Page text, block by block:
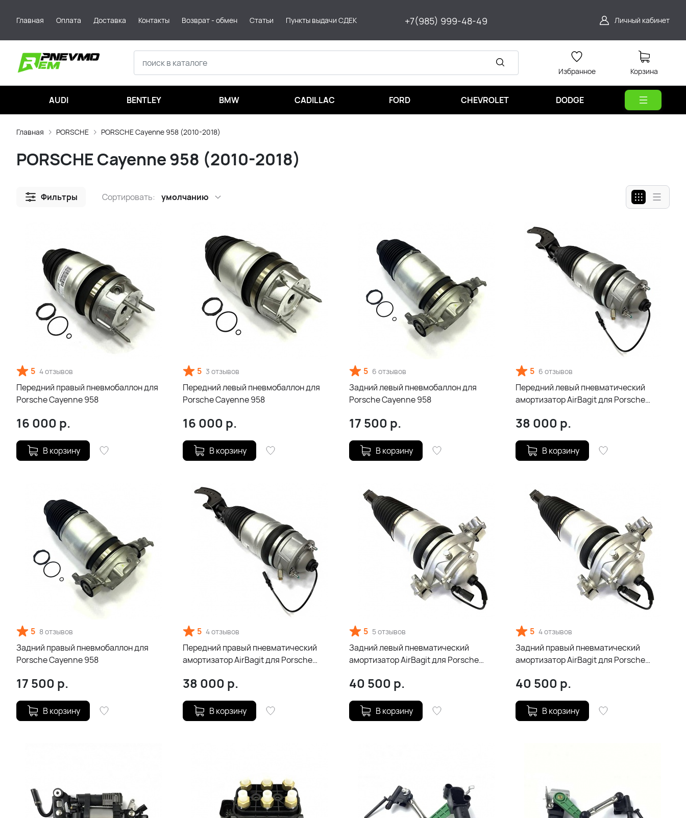
Главная Оплата Доставка Контакты Возврат - обмен Статьи Пункты выдачи СДЕК +7(985) 999-48-49 Личный кабинет
Избранное Корзина
AUDI BENTLEY BMW CADILLAC FORD CHEVROLET DODGE
Главная PORSCHE PORSCHE Cayenne 958 (2010-2018)
PORSCHE Cayenne 958 (2010-2018)
Фильтры Сортировать: умолчанию
5 4 отзывов
Передний правый пневмобаллон для
Porsche Cayenne 958
16 000 р.
В корзину
5 3 отзывов
Передний левый пневмобаллон для
Porsche Cayenne 958
16 000 р.
В корзину
5 6 отзывов
Задний левый пневмобаллон для
Porsche Cayenne 958
17 500 р.
В корзину
5 6 отзывов
Передний левый пневматический
амортизатор AirBagit для Porsche
38 000 р.
В корзину
5 8 отзывов
Задний правый пневмобаллон для
Porsche Cayenne 958
17 500 р.
В корзину
5 4 отзывов
Передний правый пневматический
амортизатор AirBagit для Porsche
38 000 р.
В корзину
5 5 отзывов
Задний левый пневматический
амортизатор AirBagit для Porsche
40 500 р.
В корзину
5 4 отзывов
Задний правый пневматический
амортизатор AirBagit для Porsche
40 500 р.
В корзину